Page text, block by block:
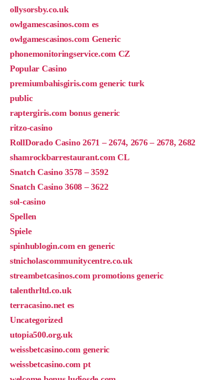
ollysorsby.co.uk
owlgamescasinos.com es
owlgamescasinos.com Generic
phonemonitoringservice.com CZ
Popular Casino
premiumbahisgiris.com generic turk
public
raptergiris.com bonus generic
ritzo-casino
RollDorado Casino 2671 – 2674, 2676 – 2678, 2682
shamrockbarrestaurant.com CL
Snatch Casino 3578 – 3592
Snatch Casino 3608 – 3622
sol-casino
Spellen
Spiele
spinhublogin.com en generic
stnicholascommunitycentre.co.uk
streambetcasinos.com promotions generic
talenthrltd.co.uk
terracasino.net es
Uncategorized
utopia500.org.uk
weissbetcasino.com generic
weissbetcasino.com pt